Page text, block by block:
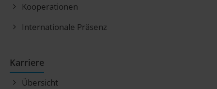
Kooperationen
Internationale Präsenz
Karriere
Übersicht